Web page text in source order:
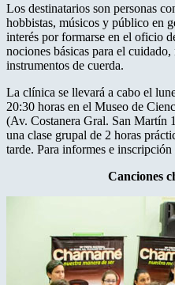
Los destinatarios son personas
hobbistas, músicos y público en
interés por formarse en el oficio
nociones básicas para el
instrumentos de cuerda.
La clínica se llevará a cabo el
20:30 horas en el Museo de
(Av. Costanera Gral. San Martín
una clase grupal de 2 horas
tarde. Para informes e
Canciones